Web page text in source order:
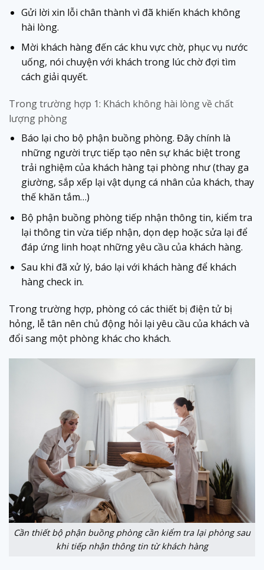
Gửi lời xin lỗi chân thành vì đã khiến khách không
hài lòng.
Mời khách hàng đến các khu vực chờ, phục vụ nước
uống, nói chuyện với khách trong lúc chờ đợi tìm
cách giải quyết.
Trong trường hợp 1: Khách không hài lòng về chất
lượng phòng
Báo lại cho bộ phận buồng phòng. Đây chính là
những người trực tiếp tạo nên sự khác biệt trong
trải nghiệm của khách hàng tại phòng như (thay ga
giường, sắp xếp lại vật dụng cá nhân của khách, thay
thế khăn tắm…)
Bộ phận buồng phòng tiếp nhận thông tin, kiểm tra
lại thông tin vừa tiếp nhận, dọn dẹp hoặc sửa lại để
đáp ứng linh hoạt những yêu cầu của khách hàng.
Sau khi đã xử lý, báo lại với khách hàng để khách
hàng check in.
Trong trường hợp, phòng có các thiết bị điện tử bị
hỏng, lễ tân nên chủ động hỏi lại yêu cầu của khách và
đổi sang một phòng khác cho khách.
Cần thiết bộ phận buồng phòng cần kiểm tra lại phòng sau
khi tiếp nhận thông tin từ khách hàng